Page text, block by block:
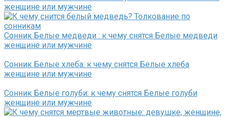
женщине или мужчине
Сонник Белые медведи : к чему снятся Белые медведи
женщине или мужчине
Сонник Белые хлеба: к чему снятся Белые хлеба
женщине или мужчине
Сонник Белые голуби: к чему снятся Белые голуби
женщине или мужчине